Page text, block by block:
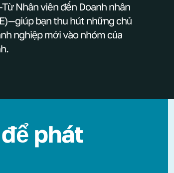
Nhân viên đến Doanh nhân
bạn thu hút những chủ
nghiệp mới vào nhóm của
phát